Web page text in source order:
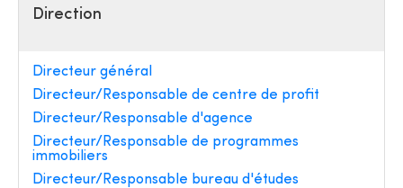
Direction
Directeur général
Directeur/Responsable de centre de profit
Directeur/Responsable d'agence
Directeur/Responsable de programmes
immobiliers
Directeur/Responsable bureau d'études